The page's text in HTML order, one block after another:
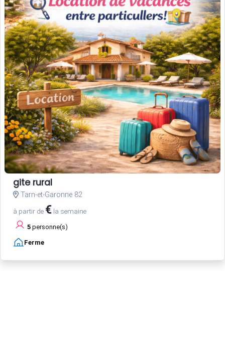
gite rural
Tarn-et-Garonne 82
à partir de € la semaine
5 personne(s)
Ferme